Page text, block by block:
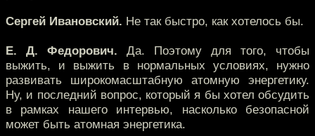
Сергей Ивановский. Не так быстро, как хотелось бы.
Е. Д. Федорович. Да. Поэтому для того, чтобы
выжить, и выжить в нормальных условиях, нужно
развивать широкомасштабную атомную энергетику.
Ну, и последний вопрос, который я бы хотел обсудить
в рамках нашего интервью, насколько безопасной
может быть атомная энергетика.